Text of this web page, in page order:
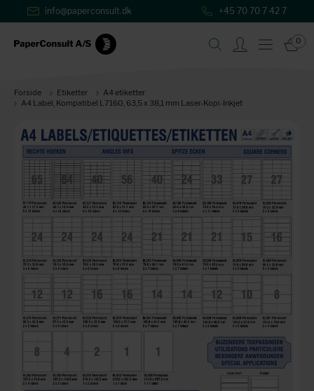
+45 70 70 7 42 7
info@paperconsult.dk
0
Forside Etiketter
A4 etiketter
A4 Label, Kompatibel L7160, 63,5 x 38,1 mm Laser-Kopi-Inkjet